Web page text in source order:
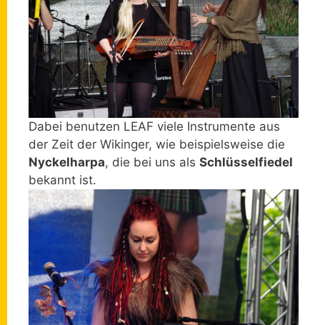
Dabei benutzen LEAF viele Instrumente aus
der Zeit der Wikinger, wie beispielsweise die
Nyckelharpa, die bei uns als Schlüsselfiedel
bekannt ist.